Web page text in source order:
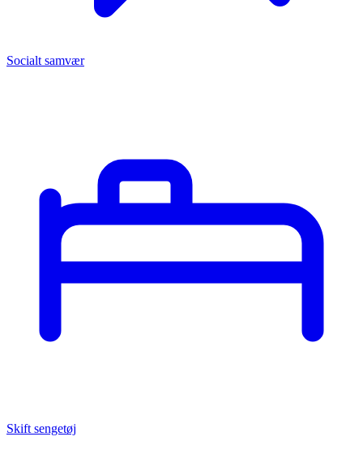
Socialt samvær
Skift sengetøj